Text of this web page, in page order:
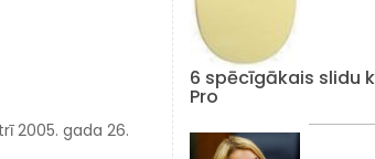
2005. gada 26.
6 spēcīgākais slidu
Pro